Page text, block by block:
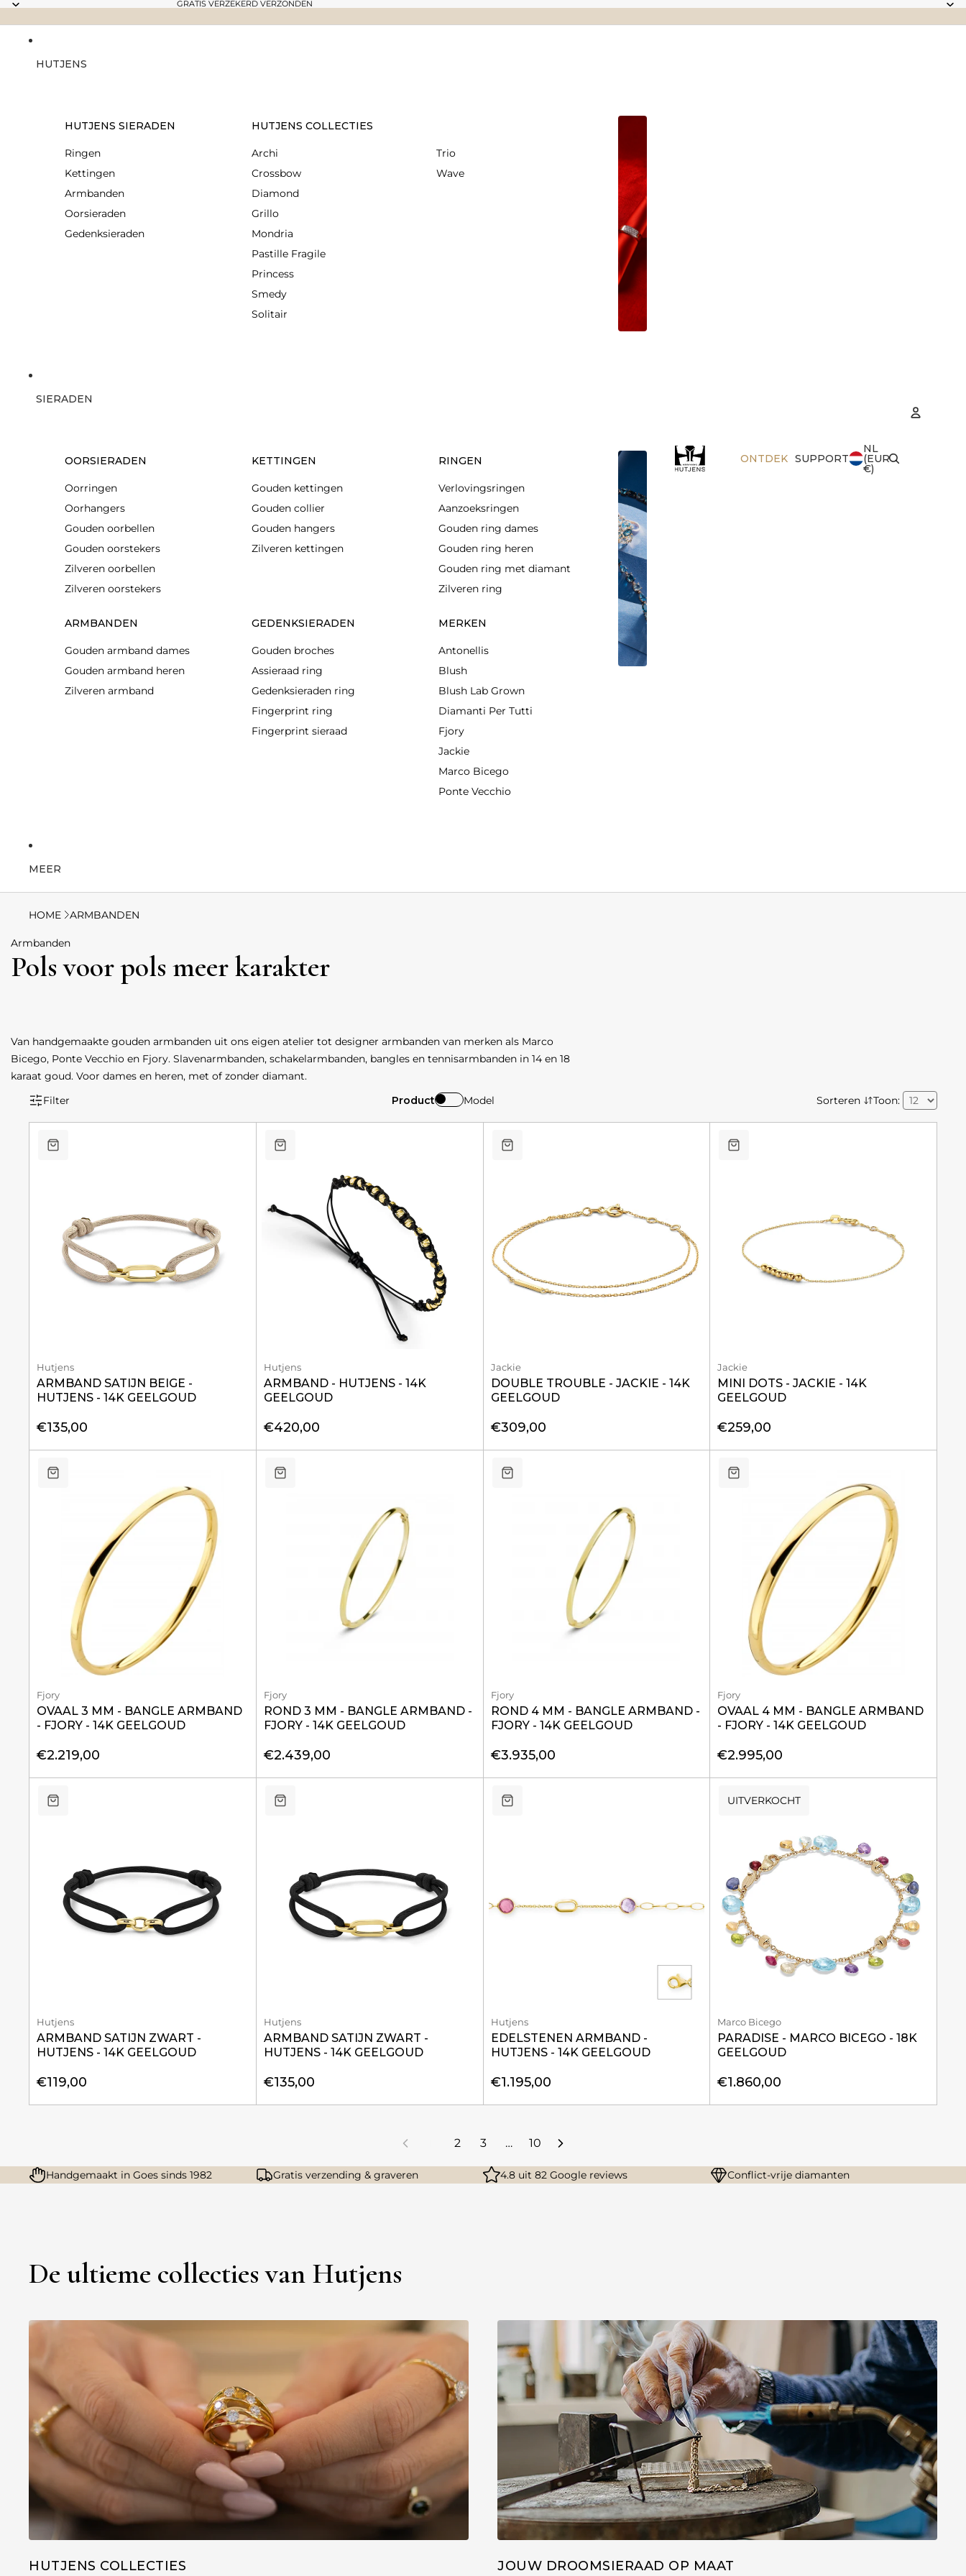
GRATIS VERZEKERD VERZONDEN
HUTJENS
HUTJENS SIERADEN
Ringen
Kettingen
Armbanden
Oorsieraden
Gedenksieraden
HUTJENS COLLECTIES
Archi
Crossbow
Diamond
Grillo
Mondria
Pastille Fragile
Princess
Smedy
Solitair
Trio
Wave
SIERADEN
OORSIERADEN
Oorringen
Oorhangers
Gouden oorbellen
Gouden oorstekers
Zilveren oorbellen
Zilveren oorstekers
KETTINGEN
Gouden kettingen
Gouden collier
Gouden hangers
Zilveren kettingen
RINGEN
Verlovingsringen
Aanzoeksringen
Gouden ring dames
Gouden ring heren
Gouden ring met diamant
Zilveren ring
ARMBANDEN
Gouden armband dames
Gouden armband heren
Zilveren armband
GEDENKSIERADEN
Gouden broches
Assieraad ring
Gedenksieraden ring
Fingerprint ring
Fingerprint sieraad
MERKEN
Antonellis
Blush
Blush Lab Grown
Diamanti Per Tutti
Fjory
Jackie
Marco Bicego
Ponte Vecchio
MEER
ONTDEK SUPPORT
NL
(EUR
€)
HOME ARMBANDEN
Armbanden
Pols voor pols meer karakter
Van handgemaakte gouden armbanden uit ons eigen atelier tot designer armbanden van merken als Marco
Bicego, Ponte Vecchio en Fjory. Slavenarmbanden, schakelarmbanden, bangles en tennisarmbanden in 14 en 18
karaat goud. Voor dames en heren, met of zonder diamant.
Filter
Product Model Sorteren Toon:
Hutjens
ARMBAND SATIJN BEIGE -
HUTJENS - 14K GEELGOUD
€135,00
Hutjens
ARMBAND - HUTJENS - 14K
GEELGOUD
€420,00
Jackie
DOUBLE TROUBLE - JACKIE - 14K
GEELGOUD
€309,00
Jackie
MINI DOTS - JACKIE - 14K
GEELGOUD
€259,00
Fjory
OVAAL 3 MM - BANGLE ARMBAND
- FJORY - 14K GEELGOUD
€2.219,00
Fjory
ROND 3 MM - BANGLE ARMBAND -
FJORY - 14K GEELGOUD
€2.439,00
Fjory
ROND 4 MM - BANGLE ARMBAND -
FJORY - 14K GEELGOUD
€3.935,00
Fjory
OVAAL 4 MM - BANGLE ARMBAND
- FJORY - 14K GEELGOUD
€2.995,00
Hutjens
ARMBAND SATIJN ZWART -
HUTJENS - 14K GEELGOUD
€119,00
Hutjens
ARMBAND SATIJN ZWART -
HUTJENS - 14K GEELGOUD
€135,00
Hutjens
EDELSTENEN ARMBAND -
HUTJENS - 14K GEELGOUD
€1.195,00
UITVERKOCHT
Marco Bicego
PARADISE - MARCO BICEGO - 18K
GEELGOUD
€1.860,00
2 3 … 10
Handgemaakt in Goes sinds 1982 Gratis verzending & graveren 4.8 uit 82 Google reviews Conflict-vrije diamanten
De ultieme collecties van Hutjens
HUTJENS COLLECTIES JOUW DROOMSIERAAD OP MAAT